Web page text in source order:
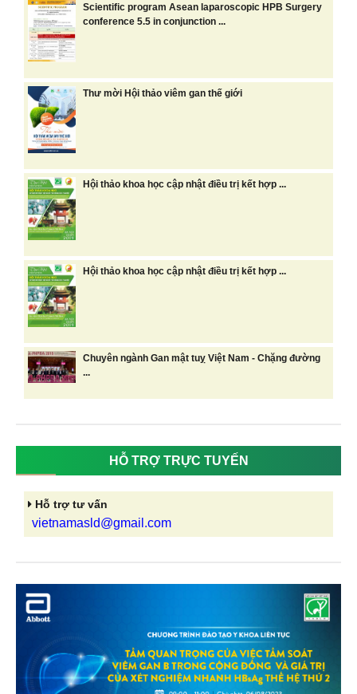
Scientific program Asean laparoscopic HPB Surgery
conference 5.5 in conjunction ...
Thư mời Hội thảo viêm gan thế giới
Hội thảo khoa học cập nhật điều trị kết hợp ...
Hội thảo khoa học cập nhật điều trị kết hợp ...
Chuyên ngành Gan mật tuỵ Việt Nam - Chặng đường
...
HỖ TRỢ TRỰC TUYẾN
Hỗ trợ tư vấn
vietnamasld@gmail.com